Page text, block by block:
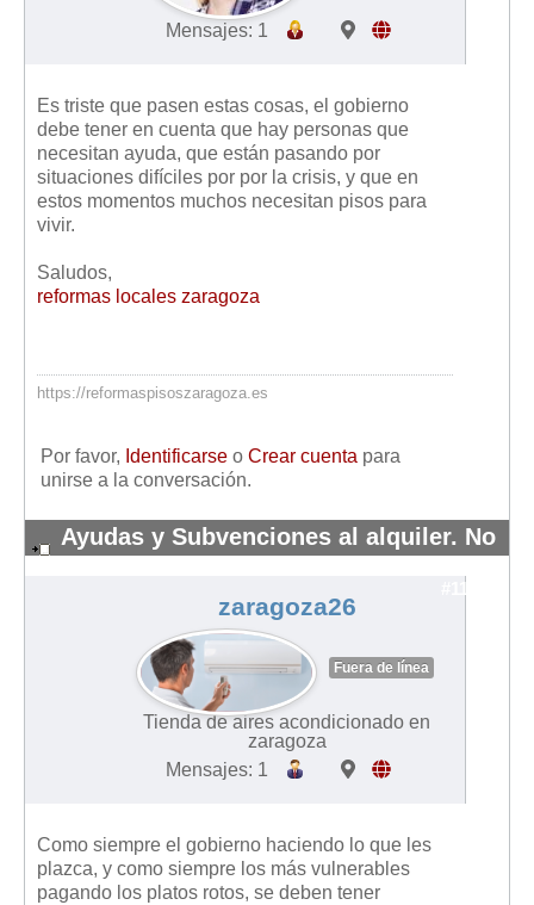
Mensajes: 1
Es triste que pasen estas cosas, el gobierno
debe tener en cuenta que hay personas que
necesitan ayuda, que están pasando por
situaciones difíciles por por la crisis, y que en
estos momentos muchos necesitan pisos para
vivir.
Saludos,
reformas locales zaragoza
https://reformaspisoszaragoza.es
Por favor, Identificarse o Crear cuenta para
unirse a la conversación.
Ayudas y Subvenciones al alquiler. No
me pagan..
zaragoza26
Fuera de línea
Tienda de aires acondicionado en
zaragoza
Mensajes: 1
Como siempre el gobierno haciendo lo que les
plazca, y como siempre los más vulnerables
pagando los platos rotos, se deben tener